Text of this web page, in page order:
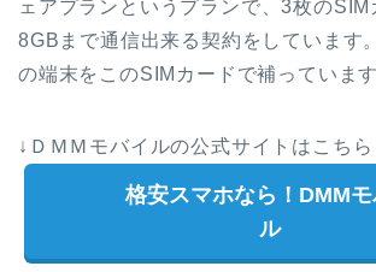
ェアプランというプランで、3枚のSIM
8GBまで通信出来る契約をしています
の端末をこのSIMカードで補っています
↓ＤＭＭモバイルの公式サイトはこちら
格安スマホなら！DMMモ
ル